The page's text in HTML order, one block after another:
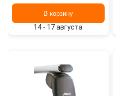
В корзину
14 - 17 августа